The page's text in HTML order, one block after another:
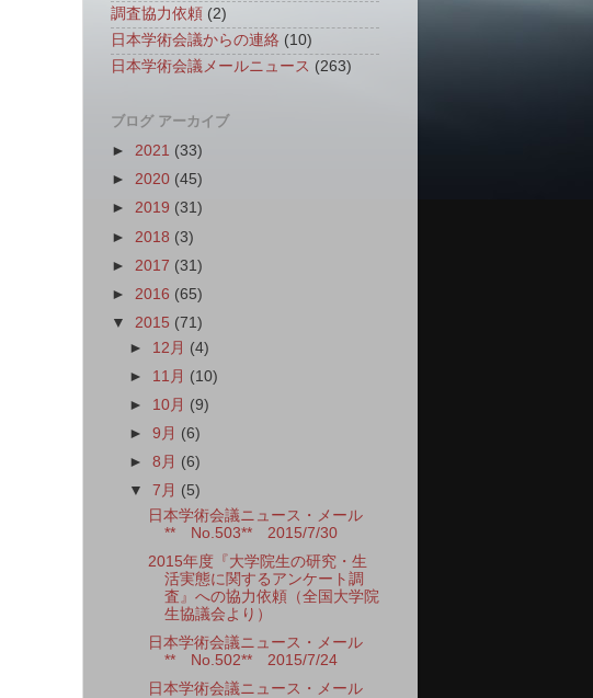
調査協力依頼 (2)
日本学術会議からの連絡 (10)
日本学術会議メールニュース (263)
ブログ アーカイブ
► 2021 (33)
► 2020 (45)
► 2019 (31)
► 2018 (3)
► 2017 (31)
► 2016 (65)
▼ 2015 (71)
► 12月 (4)
► 11月 (10)
► 10月 (9)
►9月 (6)
►8月 (6)
▼7月 (5)
日本学術会議ニュース・メール
** No.503** 2015/7/30
2015年度『大学院生の研究・生
活実態に関するアンケート調
査』への協力依頼（全国大学院
生協議会より）
日本学術会議ニュース・メール
** No.502** 2015/7/24
日本学術会議ニュース・メール